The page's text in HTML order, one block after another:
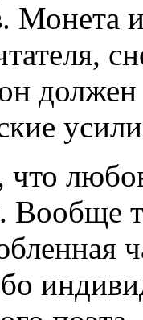
Монета
Вообще